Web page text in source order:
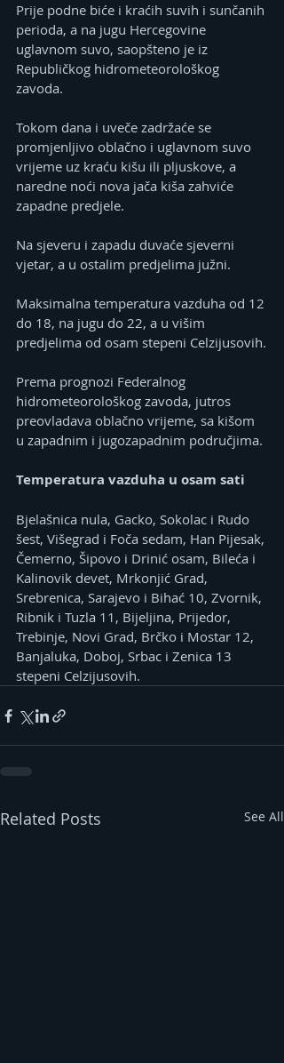
Prije podne biće i kraćih suvih i sunčanih
perioda, a na jugu Hercegovine
uglavnom suvo, saopšteno je iz
Republičkog hidrometeorološkog
zavoda.
Tokom dana i uveče zadržaće se
promjenljivo oblačno i uglavnom suvo
vrijeme uz kraću kišu ili pljuskove, a
naredne noći nova jača kiša zahviće
zapadne predjele.
Na sjeveru i zapadu duvaće sjeverni
vjetar, a u ostalim predjelima južni.
Maksimalna temperatura vazduha od 12
do 18, na jugu do 22, a u višim
predjelima od osam stepeni Celzijusovih.
Prema prognozi Federalnog
hidrometeorološkog zavoda, jutros
preovladava oblačno vrijeme, sa kišom
u zapadnim i jugozapadnim područjima.
Temperatura vazduha u osam sati
Bjelašnica nula, Gacko, Sokolac i Rudo
šest, Višegrad i Foča sedam, Han Pijesak,
Čemerno, Šipovo i Drinić osam, Bileća i
Kalinovik devet, Mrkonjić Grad,
Srebrenica, Sarajevo i Bihać 10, Zvornik,
Ribnik i Tuzla 11, Bijeljina, Prijedor,
Trebinje, Novi Grad, Brčko i Mostar 12,
Banjaluka, Doboj, Srbac i Zenica 13
stepeni Celzijusovih.
Related Posts See All